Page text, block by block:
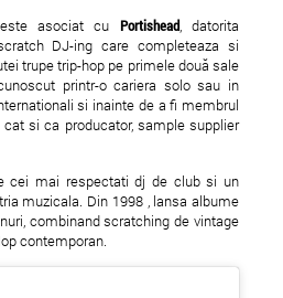
asociat cu Portishead, datorita
DJ-ing care completeaza si
trupe trip-hop pe primele două sale
printr-o cariera solo sau in
si inainte de a fi membrul
si ca producator, sample supplier
cei mai respectati dj de club si un
muzicala. Din 1998 , lansa albume
combinand scratching de vintage
contemporan.